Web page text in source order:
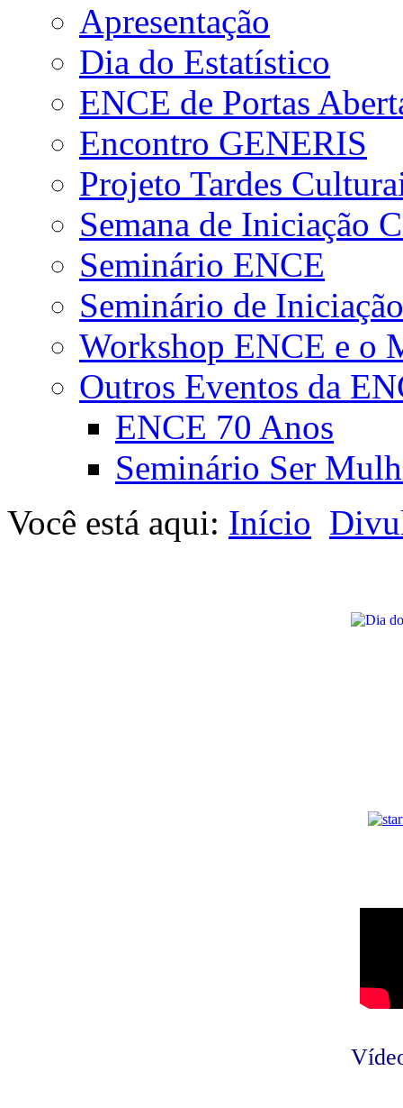
Apresentação
Dia do Estatístico
ENCE de Portas
Encontro GENERIS
Projeto Tardes
Semana de Iniciação
Seminário ENCE
Seminário de
Workshop ENCE e o
Outros Eventos da
ENCE 70 Anos
Seminário Ser
Você está aqui: Início